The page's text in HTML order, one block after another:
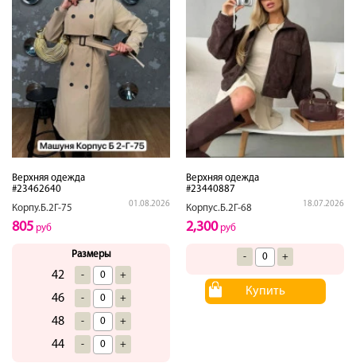
Верхняя одежда
#23462640
Корпу.Б.2Г-75
01.08.2026
805 руб
Размеры
42 - +
46 - +
48 - +
44 - +
Верхняя одежда
#23440887
Корпус.Б.2Г-68
18.07.2026
2,300руб
- +
Купить